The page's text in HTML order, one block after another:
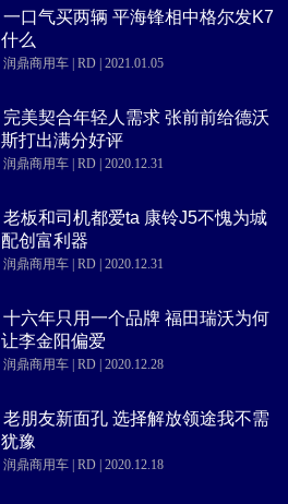
一口气买两辆 平海锋相中格尔发K7
什么
润鼎商用车 | RD | 2021.01.05
完美契合年轻人需求 张前前给德沃
斯打出满分好评
润鼎商用车 | RD | 2020.12.31
老板和司机都爱ta 康铃J5不愧为城
配创富利器
润鼎商用车 | RD | 2020.12.31
十六年只用一个品牌 福田瑞沃为何
让李金阳偏爱
润鼎商用车 | RD | 2020.12.28
老朋友新面孔 选择解放领途我不需
犹豫
润鼎商用车 | RD | 2020.12.18